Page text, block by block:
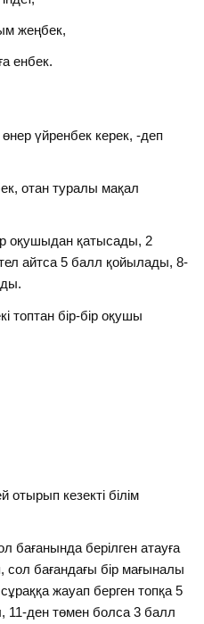
жеңбек,
енбек.
үйренбек керек, -деп
отан туралы мақал
оқушыдан қатысады, 2
айтса 5 балл қойылады, 8-
топтан бір-бір оқушы
кезекті білім
бағанында берілген атауға
сол бағандағы бір мағыналы
жауап берген топқа 5
11-ден төмен болса 3 балл